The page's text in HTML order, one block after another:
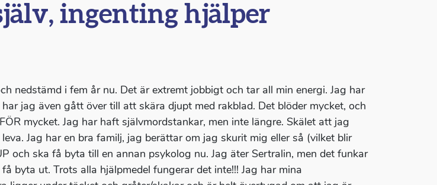
ingenting hjälper
nedstämd i fem år nu. Det är extremt jobbigt och tar all min energi. Jag har
jag även gått över till att skära djupt med rakblad. Det blöder mycket, och
mycket. Jag har haft självmordstankar, men inte längre. Skälet att jag
Jag har en bra familj, jag berättar om jag skurit mig eller så (vilket blir
och ska få byta till en annan psykolog nu. Jag äter Sertralin, men det funkar
byta ut. Trots alla hjälpmedel fungerar det inte!!! Jag har mina